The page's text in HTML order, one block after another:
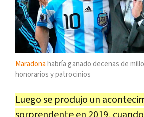
Maradona habría ganado decenas de
honorarios y patrocinios
Luego se produjo un